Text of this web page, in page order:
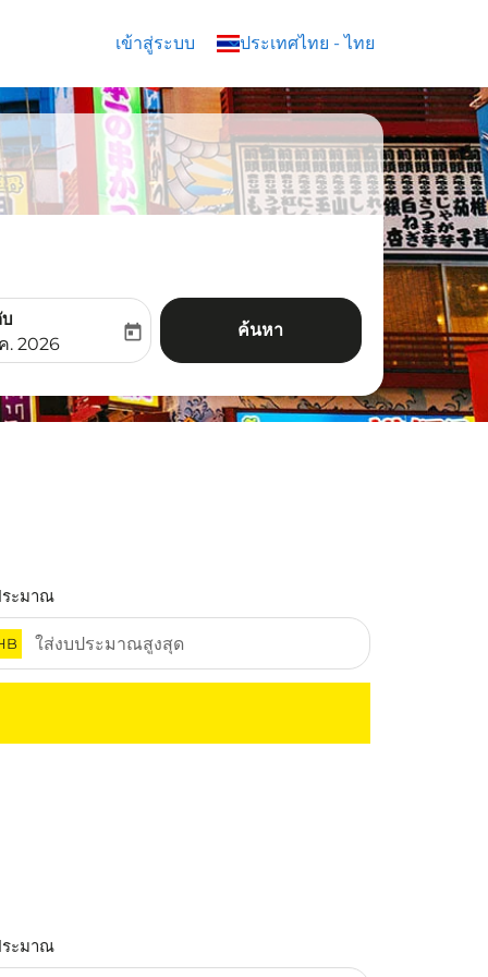
เข้าสู่ระบบ ประเทศไทย - ไทย
keyboard_arrow_down
labelreturn-date-aria-label
. 2026
today ค้นหา
ะมาณ
ะมาณ